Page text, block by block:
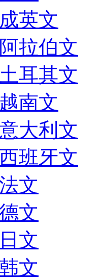
英文
拉伯文
耳其文
南文
大利文
班牙文
文
文
文
文